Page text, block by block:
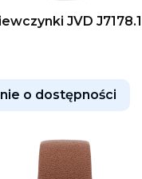
JVD J7178.1
o dostępności